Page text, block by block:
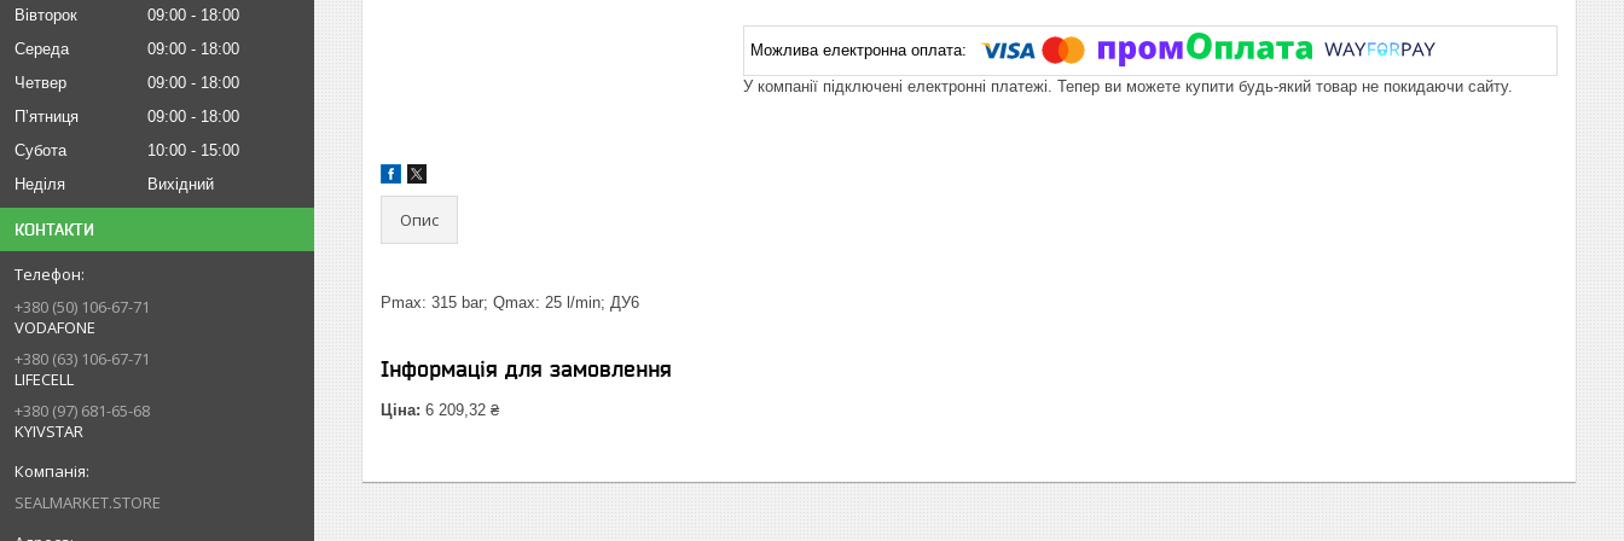
Вівторок
09:00
18:00
Середа
09:00
18:00
Четвер
09:00
18:00
Пʼятниця
09:00
18:00
Субота
10:00
15:00
Неділя
Вихідний
КОНТАКТИ
+380 (50) 106-67-71
VODAFONE
+380 (63) 106-67-71
LIFECELL
+380 (97) 681-65-68
KYIVSTAR
SEALMARKET.STORE
У компанії підключені електронні платежі. Тепер ви можете купити будь-який товар не покидаючи сайту.
Опис
Pmax: 315 bar; Qmax: 25 l/min; ДУ6
Інформація для замовлення
Ціна: 6 209,32 ₴